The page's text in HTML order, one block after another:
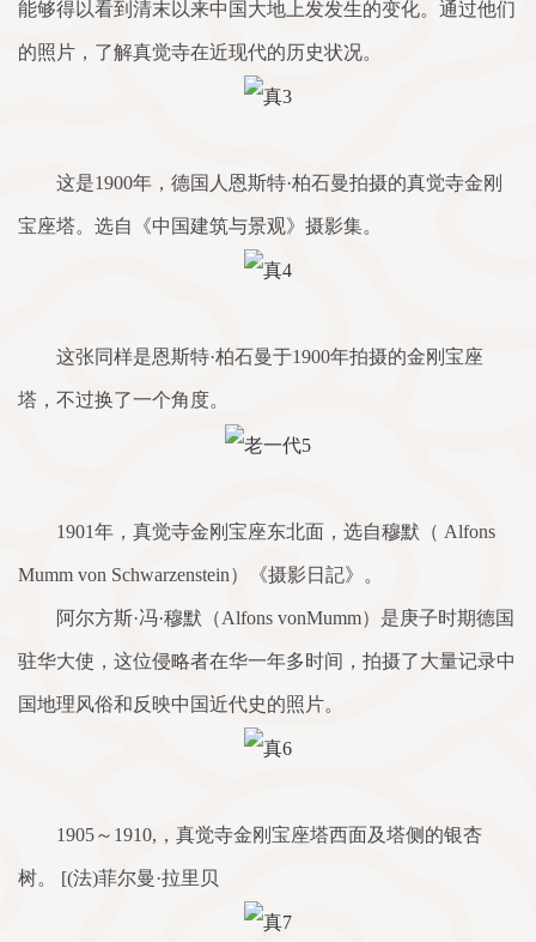
能够得以看到清末以来中国大地上发发生的变化。通过他们
的照片，了解真觉寺在近现代的历史状况。
这是1900年，德国人恩斯特·柏石曼拍摄的真觉寺金刚
宝座塔。选自《中国建筑与景观》摄影集。
这张同样是恩斯特·柏石曼于1900年拍摄的金刚宝座
塔，不过换了一个角度。
1901年，真觉寺金刚宝座东北面，选自穆默（ Alfons
Mumm von Schwarzenstein）《摄影日記》。
阿尔方斯·冯·穆默（Alfons vonMumm）是庚子时期德国
驻华大使，这位侵略者在华一年多时间，拍摄了大量记录中
国地理风俗和反映中国近代史的照片。
1905～1910,，真觉寺金刚宝座塔西面及塔侧的银杏
树。 [(法)菲尔曼·拉里贝